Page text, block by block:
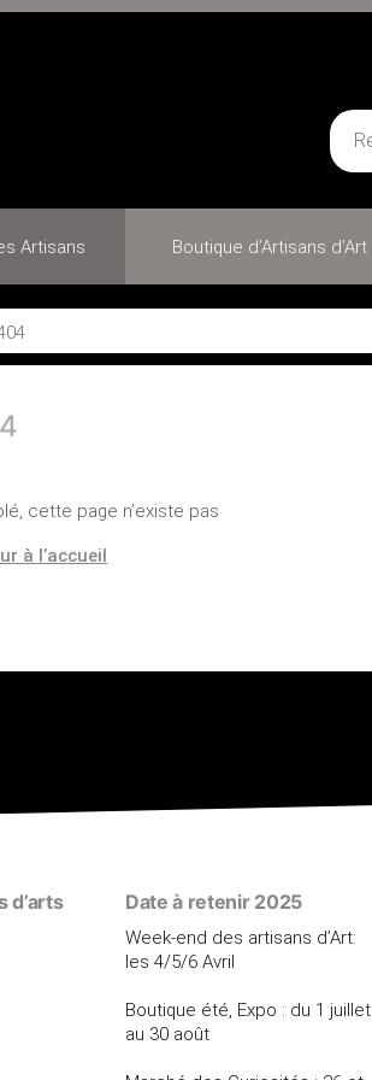
Artisans Boutique d’Artisans d’Art
cette page n’existe pas
à l’accueil
d’arts Date à retenir 2025
Week-end des artisans d’Art:
les 4/5/6 Avril
Boutique été, Expo : du 1 juillet
au 30 août